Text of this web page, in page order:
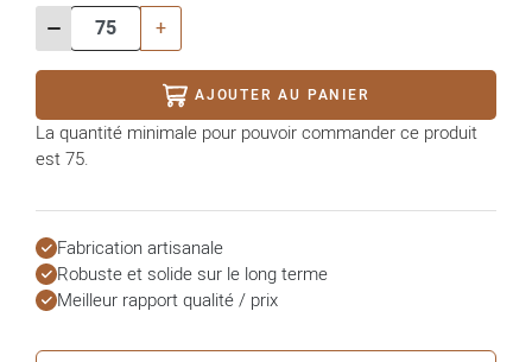
- +
AJOUTER AU PANIER
La quantité minimale pour pouvoir commander ce produit
est 75.
Fabrication artisanale
Robuste et solide sur le long terme
Meilleur rapport qualité / prix